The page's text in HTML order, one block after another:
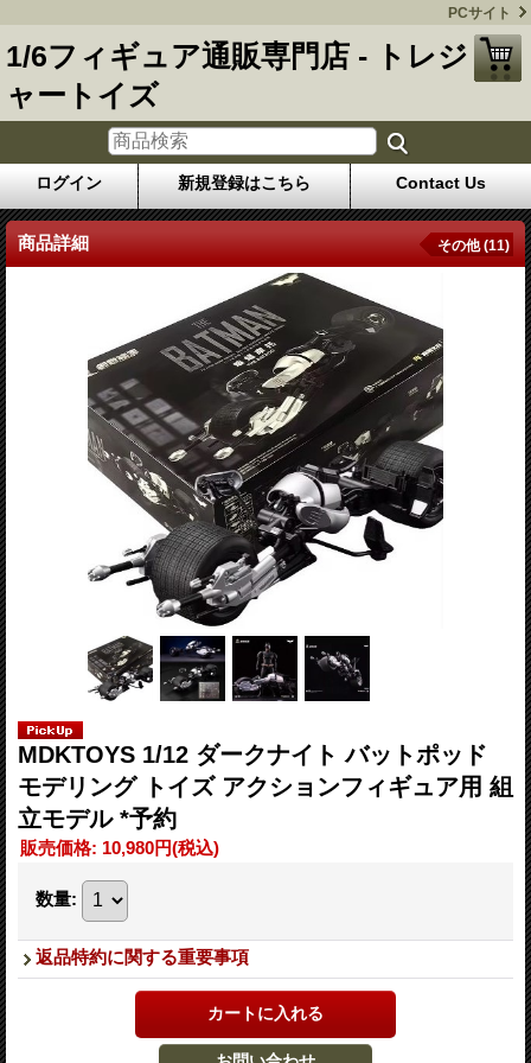
PCサイト
1/6フィギュア通販専門店 - トレジ
ャートイズ
ログイン 新規登録はこちら Contact Us
商品詳細 その他 (11)
MDKTOYS 1/12 ダークナイト バットポッド
モデリング トイズ アクションフィギュア用 組
立モデル *予約
販売価格: 10,980円(税込)
数量:
返品特約に関する重要事項